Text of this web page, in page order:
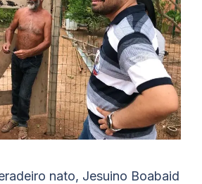
nato, Jesuino Boabaid